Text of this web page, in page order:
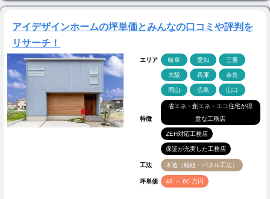
アイデザインホームの坪単価とみんなの口コミや評判を
リサーチ！
エリア 岐阜 愛知 三重
大阪 兵庫 奈良
岡山 広島 山口
特徴
省エネ・創エネ・エコ住宅が得
意な工務店
ZEH対応工務店
保証が充実した工務店
工法 木造（軸組・パネル工法）
坪単価 48 ～ 60 万円